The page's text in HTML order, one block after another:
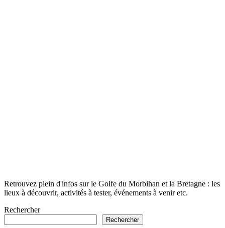
Retrouvez plein d'infos sur le Golfe du Morbihan et la Bretagne : les
lieux à découvrir, activités à tester, événements à venir etc.
Rechercher
Rechercher